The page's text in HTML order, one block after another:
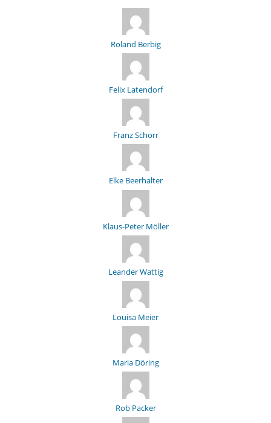
Roland Berbig
Felix Latendorf
Franz Schorr
Elke Beerhalter
Klaus-Peter Möller
Leander Wattig
Louisa Meier
Maria Döring
Rob Packer